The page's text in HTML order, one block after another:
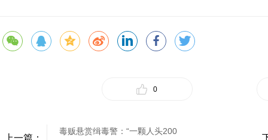
0
上一篇：
毒贩悬赏缉毒警：“一颗人头200